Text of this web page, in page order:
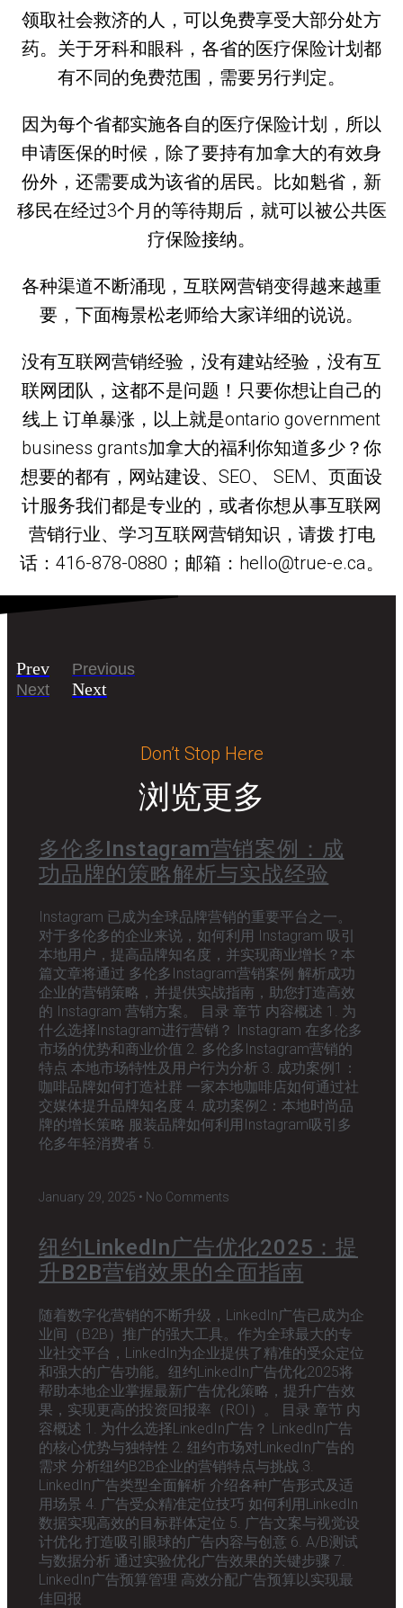
领取社会救济的人，可以免费享受大部分处方
药。关于牙科和眼科，各省的医疗保险计划都
有不同的免费范围，需要另行判定。
因为每个省都实施各自的医疗保险计划，所以
申请医保的时候，除了要持有加拿大的有效身
份外，还需要成为该省的居民。比如魁省，新
移民在经过3个月的等待期后，就可以被公共医
疗保险接纳。
各种渠道不断涌现，互联网营销变得越来越重
要，下面梅景松老师给大家详细的说说。
没有互联网营销经验，没有建站经验，没有互
联网团队，这都不是问题！只要你想让自己的
线上 订单暴涨，以上就是ontario government
business grants加拿大的福利你知道多少？你
想要的都有，网站建设、SEO、 SEM、页面设
计服务我们都是专业的，或者你想从事互联网
营销行业、学习互联网营销知识，请拨 打电
话：416-878-0880；邮箱：hello@true-e.ca。
Prev
Previous
Next
Next
Don’t Stop Here
浏览更多
多伦多Instagram营销案例：成
功品牌的策略解析与实战经验
Instagram 已成为全球品牌营销的重要平台之一。
对于多伦多的企业来说，如何利用 Instagram 吸引
本地用户，提高品牌知名度，并实现商业增长？本
篇文章将通过 多伦多Instagram营销案例 解析成功
企业的营销策略，并提供实战指南，助您打造高效
的 Instagram 营销方案。 目录 章节 内容概述 1. 为
什么选择Instagram进行营销？ Instagram 在多伦多
市场的优势和商业价值 2. 多伦多Instagram营销的
特点 本地市场特性及用户行为分析 3. 成功案例1：
咖啡品牌如何打造社群 一家本地咖啡店如何通过社
交媒体提升品牌知名度 4. 成功案例2：本地时尚品
牌的增长策略 服装品牌如何利用Instagram吸引多
伦多年轻消费者 5.
January 29, 2025 No Comments
纽约LinkedIn广告优化2025：提
升B2B营销效果的全面指南
随着数字化营销的不断升级，LinkedIn广告已成为企
业间（B2B）推广的强大工具。作为全球最大的专
业社交平台，LinkedIn为企业提供了精准的受众定位
和强大的广告功能。纽约LinkedIn广告优化2025将
帮助本地企业掌握最新广告优化策略，提升广告效
果，实现更高的投资回报率（ROI）。 目录 章节 内
容概述 1. 为什么选择LinkedIn广告？ LinkedIn广告
的核心优势与独特性 2. 纽约市场对LinkedIn广告的
需求 分析纽约B2B企业的营销特点与挑战 3.
LinkedIn广告类型全面解析 介绍各种广告形式及适
用场景 4. 广告受众精准定位技巧 如何利用LinkedIn
数据实现高效的目标群体定位 5. 广告文案与视觉设
计优化 打造吸引眼球的广告内容与创意 6. A/B测试
与数据分析 通过实验优化广告效果的关键步骤 7.
LinkedIn广告预算管理 高效分配广告预算以实现最
佳回报